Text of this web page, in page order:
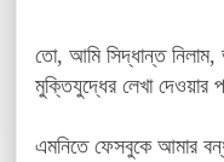
তো, আমি সিদ্ধান্ত
মুক্তিযুদ্ধের লেখা
এমনিতে ফেসবুকে আমার